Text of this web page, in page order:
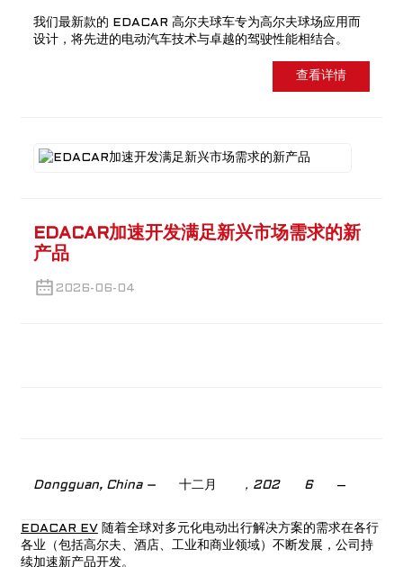
我们最新款的 EDACAR 高尔夫球车专为高尔夫球场应用而
设计，将先进的电动汽车技术与卓越的驾驶性能相结合。
查看详情
EDACAR加速开发满足新兴市场需求的新
产品
2026-06-04
Dongguan, China – 十二月 ，202 6 –
EDACAR EV随着全球对多元化电动出行解决方案的需求在各行
各业（包括高尔夫、酒店、工业和商业领域）不断发展，公司持
续加速新产品开发。